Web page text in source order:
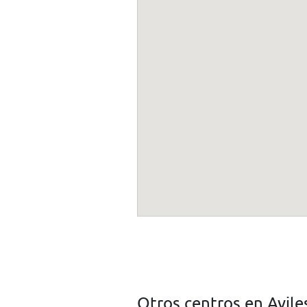
Otros centros en